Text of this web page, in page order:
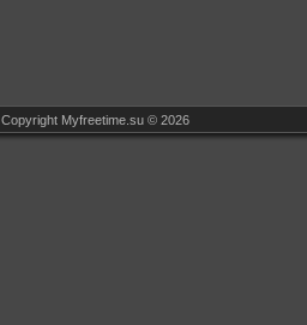
Copyright Myfreetime.su © 2026